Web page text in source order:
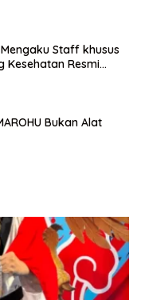
Staff khusus
Kesehatan Resmi
Bukan Alat